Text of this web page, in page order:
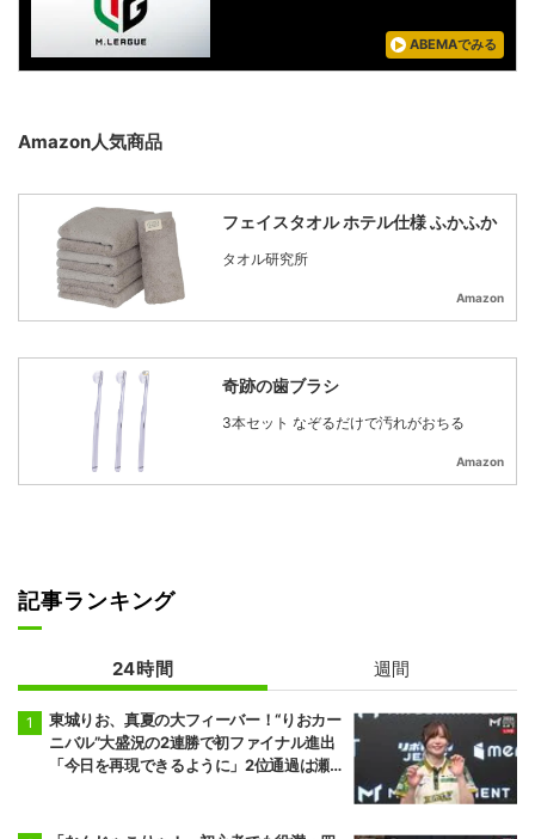
ABEMAでみる
Amazon人気商品
フェイスタオル ホテル仕様 ふかふか
タオル研究所
Amazon
奇跡の歯ブラシ
3本セット なぞるだけで汚れがおちる
Amazon
記事ランキング
24時間 週間
東城りお、真夏の大フィーバー！“りおカー
ニバル”大盛況の2連勝で初ファイナル進出
「今日を再現できるように」2位通過は瀬